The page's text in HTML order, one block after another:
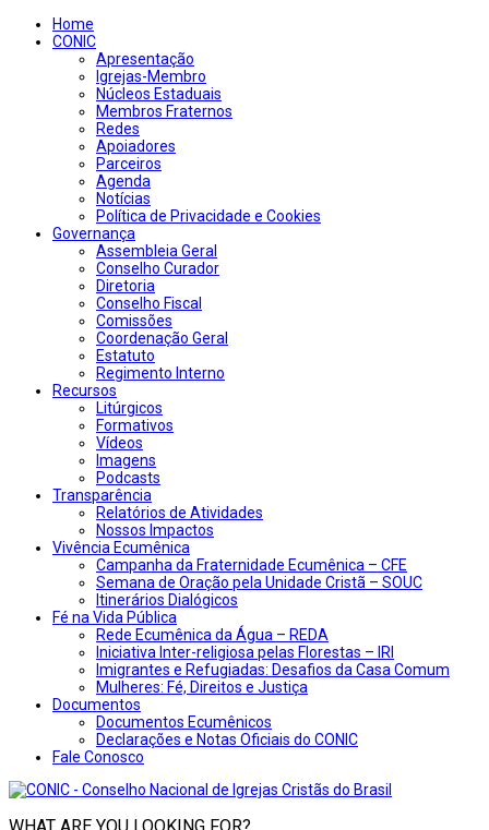
Home
CONIC
Apresentação
Igrejas-Membro
Núcleos Estaduais
Membros Fraternos
Redes
Apoiadores
Parceiros
Agenda
Notícias
Política de Privacidade e Cookies
Governança
Assembleia Geral
Conselho Curador
Diretoria
Conselho Fiscal
Comissões
Coordenação Geral
Estatuto
Regimento Interno
Recursos
Litúrgicos
Formativos
Vídeos
Imagens
Podcasts
Transparência
Relatórios de Atividades
Nossos Impactos
Vivência Ecumênica
Campanha da Fraternidade Ecumênica – CFE
Semana de Oração pela Unidade Cristã – SOUC
Itinerários Dialógicos
Fé na Vida Pública
Rede Ecumênica da Água – REDA
Iniciativa Inter-religiosa pelas Florestas – IRI
Imigrantes e Refugiadas: Desafios da Casa Comum
Mulheres: Fé, Direitos e Justiça
Documentos
Documentos Ecumênicos
Declarações e Notas Oficiais do CONIC
Fale Conosco